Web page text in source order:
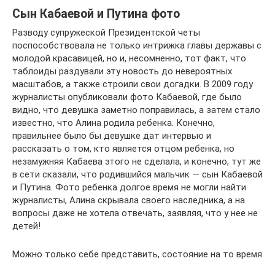
Сын Кабаевой и Путина фото
Разводу супружеской Президентской четы
поспособствовала не только интрижка главы державы с
молодой красавицей, но и, несомненно, тот факт, что
таблоиды раздували эту новость до невероятных
масштабов, а также строили свои догадки. В 2009 году
журналисты опубликовали фото Кабаевой, где было
видно, что девушка заметно поправилась, а затем стало
известно, что Алина родила ребенка. Конечно,
правильнее было бы девушке дат интервью и
рассказать о том, кто является отцом ребенка, но
незамужняя Кабаева этого не сделала, и конечно, тут же
в сети сказали, что родившийся мальчик — сын Кабаевой
и Путина. Фото ребенка долгое время не могли найти
журналисты, Алина скрывала своего наследника, а на
вопросы даже не хотела отвечать, заявляя, что у нее не
детей!
Можно только себе представить, состояние на то время